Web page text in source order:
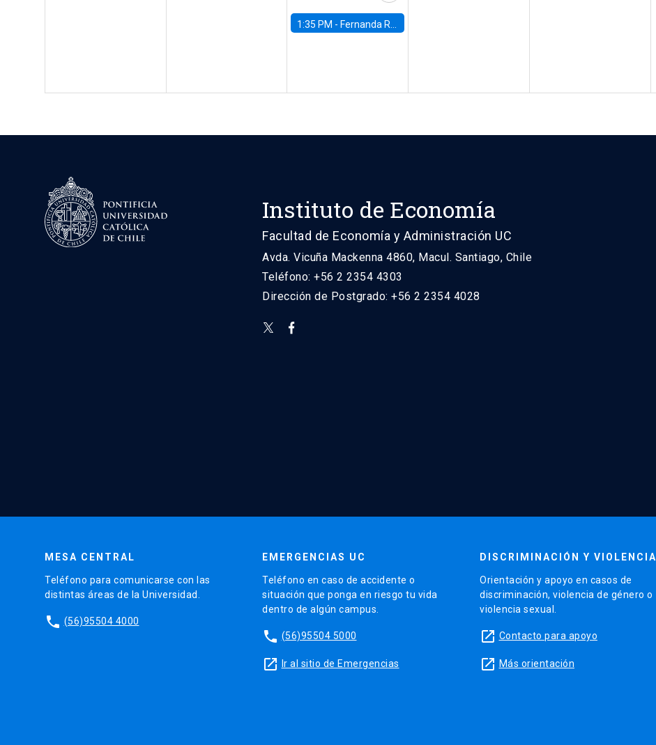
1:35 PM - Fernanda Rojas Ampuero, University of Wisconsin-Madison
Instituto de Economía
Facultad de Economía y Administración UC
Avda. Vicuña Mackenna 4860, Macul. Santiago, Chile
Teléfono: +56 2 2354 4303
Dirección de Postgrado: +56 2 2354 4028
MESA CENTRAL
Teléfono para comunicarse con las
distintas áreas de la Universidad.
phone (56)95504 4000
EMERGENCIAS UC
Teléfono en caso de accidente o
situación que ponga en riesgo tu vida
dentro de algún campus.
phone (56)95504 5000
launch Ir al sitio de Emergencias
DISCRIMINACIÓN Y VIOLENCIA
Orientación y apoyo en casos de
discriminación, violencia de género o
violencia sexual.
launch Contacto para apoyo
launch Más orientación